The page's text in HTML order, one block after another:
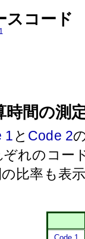
スコード
時間の測
1 と Code 2
れのコー
比率も表